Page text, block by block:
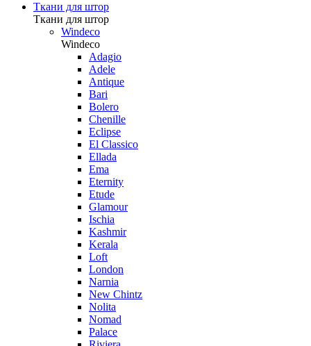
Ткани для штор
Ткани для штор
Windeco
Windeco
Adagio
Adele
Antique
Bari
Bolero
Chenille
Eclipse
El Classico
Ellada
Ema
Eternity
Etude
Glamour
Ischia
Kashmir
Kerala
Loft
London
Narnia
New Chintz
Nolita
Nomad
Palace